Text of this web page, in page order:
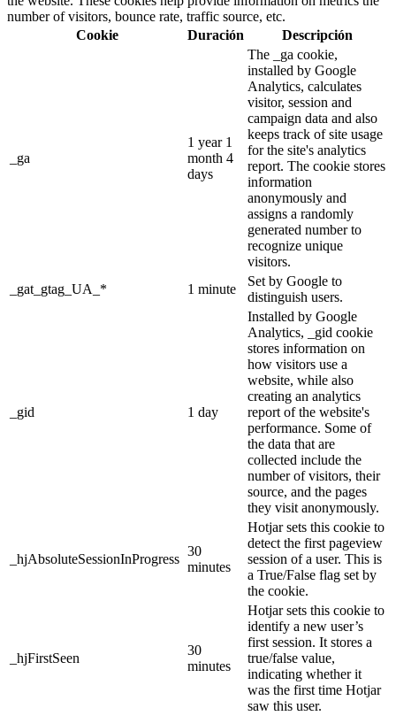
number of visitors, bounce rate, traffic source, etc.
Cookie
Duración Descripción
_ga
1 year 1
month 4
days
The _ga cookie,
installed by Google
Analytics, calculates
visitor, session and
campaign data and also
keeps track of site usage
for the site's analytics
report. The cookie stores
information
anonymously and
assigns a randomly
generated number to
recognize unique
visitors.
_gat_gtag_UA_*
1 minute
Set by Google to
distinguish users.
_gid 1 day
Installed by Google
Analytics, _gid cookie
stores information on
how visitors use a
website, while also
creating an analytics
report of the website's
performance. Some of
the data that are
collected include the
number of visitors, their
source, and the pages
they visit anonymously.
_hjAbsoluteSessionInProgress
30
minutes
Hotjar sets this cookie to
detect the first pageview
session of a user. This is
a True/False flag set by
the cookie.
_hjFirstSeen
30
minutes
Hotjar sets this cookie to
identify a new user’s
first session. It stores a
true/false value,
indicating whether it
was the first time Hotjar
saw this user.